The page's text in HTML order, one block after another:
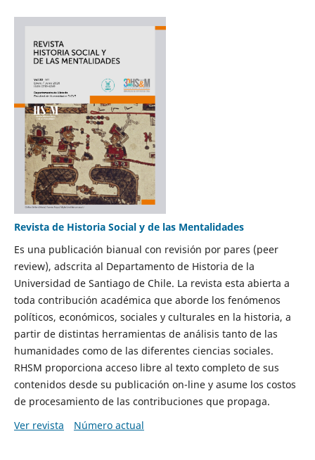
Revista de Historia Social y de las Mentalidades
Es una publicación bianual con revisión por pares (peer
review), adscrita al Departamento de Historia de la
Universidad de Santiago de Chile. La revista esta abierta a
toda contribución académica que aborde los fenómenos
políticos, económicos, sociales y culturales en la historia, a
partir de distintas herramientas de análisis tanto de las
humanidades como de las diferentes ciencias sociales.
RHSM proporciona acceso libre al texto completo de sus
contenidos desde su publicación on-line y asume los costos
de procesamiento de las contribuciones que propaga.
Ver revista
Número actual